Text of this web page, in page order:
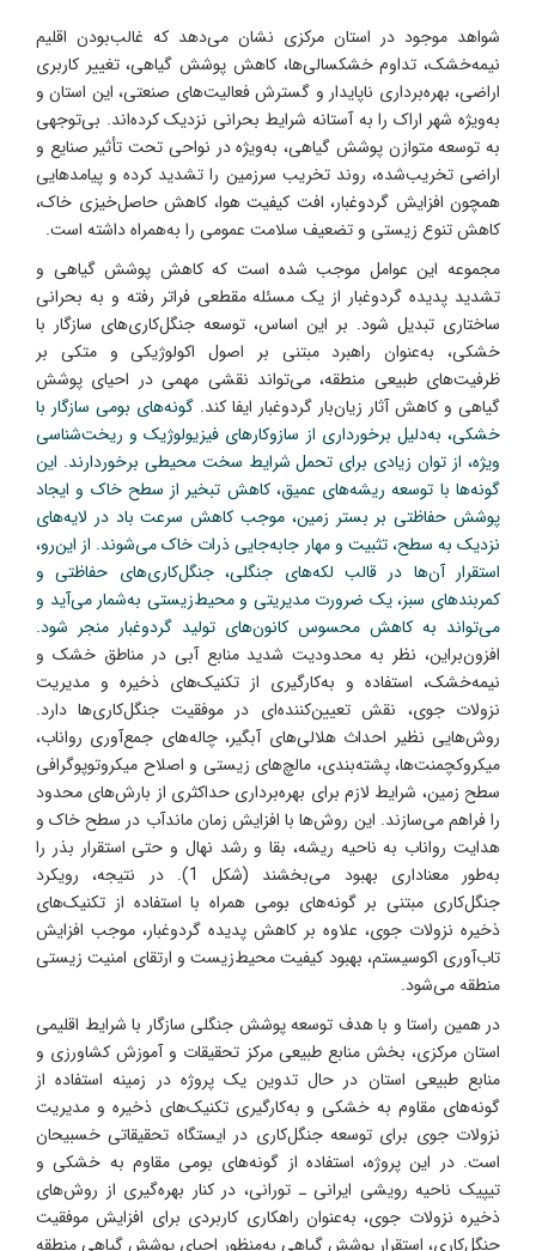
شواهد موجود در استان مرکزی نشان می‌دهد که غالب‌بودن اقلیم
نیمه‌خشک، تداوم خشکسالی‌ها، کاهش پوشش گیاهی، تغییر کاربری
اراضی، بهره‌برداری ناپایدار و گسترش فعالیت‌های صنعتی، این استان و
به‌ویژه شهر اراک را به آستانه شرایط بحرانی نزدیک کرده‌اند. بی‌توجهی
به توسعه متوازن پوشش گیاهی، به‌ویژه در نواحی تحت تأثیر صنایع و
اراضی تخریب‌شده، روند تخریب سرزمین را تشدید کرده و پیامدهایی
همچون افزایش گردوغبار، افت کیفیت هوا، کاهش حاصل‌خیزی خاک،
کاهش تنوع زیستی و تضعیف سلامت عمومی را به‌همراه داشته است.
مجموعه این عوامل موجب شده است که کاهش پوشش گیاهی و
تشدید پدیده گردوغبار از یک مسئله مقطعی فراتر رفته و به بحرانی
ساختاری تبدیل شود. بر این اساس، توسعه جنگل‌کاری‌های سازگار با
خشکی، به‌عنوان راهبرد مبتنی بر اصول اکولوژیکی و متکی بر
ظرفیت‌های طبیعی منطقه، می‌تواند نقشی مهمی در احیای پوشش
گیاهی و کاهش آثار زیان‌بار گردوغبار ایفا کند. گونه‌های بومی سازگار با
خشکی، به‌دلیل برخورداری از سازوکارهای فیزیولوژیک و ریخت‌شناسی
ویژه، از توان زیادی برای تحمل شرایط سخت محیطی برخوردارند. این
گونه‌ها با توسعه ریشه‌های عمیق، کاهش تبخیر از سطح خاک و ایجاد
پوشش حفاظتی بر بستر زمین، موجب کاهش سرعت باد در لایه‌های
نزدیک به سطح، تثبیت و مهار جابه‌جایی ذرات خاک می‌شوند. از این‌رو،
استقرار آن‌ها در قالب لکه‌های جنگلی، جنگل‌کاری‌های حفاظتی و
کمربندهای سبز، یک ضرورت مدیریتی و محیط‌زیستی به‌شمار می‌آید و
می‌تواند به کاهش محسوس کانون‌های تولید گردوغبار منجر شود.
افزون‌براین، نظر به محدودیت شدید منابع آبی در مناطق خشک و
نیمه‌خشک، استفاده و به‌کارگیری از تکنیک‌های ذخیره و مدیریت
نزولات جوی، نقش تعیین‌کننده‌ای در موفقیت جنگل‌کاری‌ها دارد.
روش‌هایی نظیر احداث هلالی‌های آبگیر، چاله‌های جمع‌آوری رواناب،
میکروکچمنت‌ها، پشته‌بندی، مالچ‌های زیستی و اصلاح میکروتوپوگرافی
سطح زمین، شرایط لازم برای بهره‌برداری حداکثری از بارش‌های محدود
را فراهم می‌سازند. این روش‌ها با افزایش زمان ماندآب در سطح خاک و
هدایت رواناب به ناحیه ریشه، بقا و رشد نهال و حتی استقرار بذر را
به‌طور معناداری بهبود می‌بخشند (شکل 1). در نتیجه، رویکرد
جنگل‌کاری مبتنی بر گونه‌های بومی همراه با استفاده از تکنیک‌های
ذخیره نزولات جوی، علاوه بر کاهش پدیده گردوغبار، موجب افزایش
تاب‌آوری اکوسیستم، بهبود کیفیت محیط‌زیست و ارتقای امنیت زیستی
منطقه می‌شود.
در همین راستا و با هدف توسعه پوشش جنگلی سازگار با شرایط اقلیمی
استان مرکزی، بخش منابع طبیعی مرکز تحقیقات و آموزش کشاورزی و
منابع طبیعی استان در حال تدوین یک پروژه در زمینه استفاده از
گونه‌های مقاوم به خشکی و به‌کارگیری تکنیک‌های ذخیره و مدیریت
نزولات جوی برای توسعه جنگل‌کاری در ایستگاه تحقیقاتی خسبیحان
است. در این پروژه، استفاده از گونه‌های بومی مقاوم به خشکی و
تیپیک ناحیه رویشی ایرانی ـ تورانی، در کنار بهره‌گیری از روش‌های
ذخیره نزولات جوی، به‌عنوان راهکاری کاربردی برای افزایش موفقیت
جنگل‌کاری، استقرار پوشش گیاهی به‌منظور احیای پوشش گیاهی منطقه